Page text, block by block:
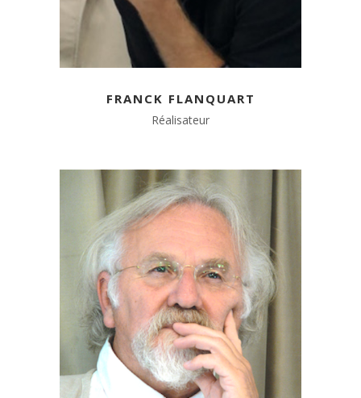
FRANCK FLANQUART
Réalisateur